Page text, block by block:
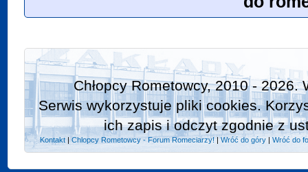
Chłopcy Rometowcy, 2010 -
Serwis wykorzystuje pliki cookies.
ich zapis i odczyt zgodnie z
Kontakt|Chlopcy Rometowcy - Forum Romeciarzy!|Wróć do góry |Wróć do